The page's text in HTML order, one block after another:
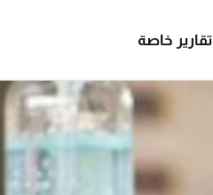
تقارير خاصة